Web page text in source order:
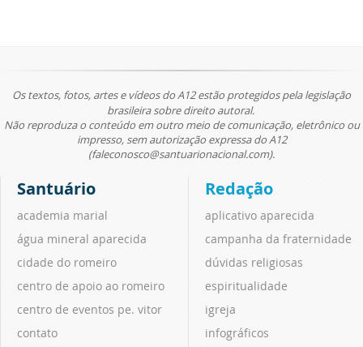
Os textos, fotos, artes e vídeos do A12 estão protegidos pela legislação
brasileira sobre direito autoral.
Não reproduza o conteúdo em outro meio de comunicação, eletrônico ou
impresso, sem autorização expressa do A12
(faleconosco@santuarionacional.com).
Santuário
academia marial
água mineral aparecida
cidade do romeiro
centro de apoio ao romeiro
centro de eventos pe. vitor
contato
Redação
aplicativo aparecida
campanha da fraternidade
dúvidas religiosas
espiritualidade
igreja
infográficos